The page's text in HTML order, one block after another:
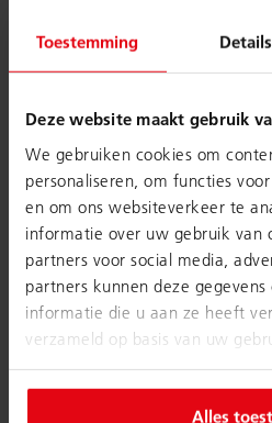
Toestemming Details
Deze website maakt gebruik
We gebruiken cookies om
personaliseren, om functies
en om ons websiteverkeer te
informatie over uw gebruik van
partners voor social media,
partners kunnen deze
informatie die u aan ze heeft
verzameld op basis van uw
Alles